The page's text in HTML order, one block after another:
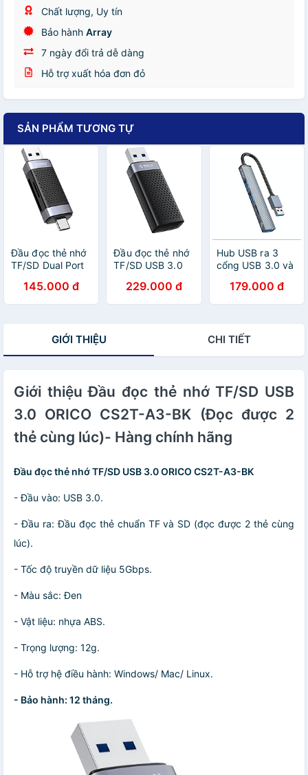
Chất lượng, Uy tín
Bảo hành Array
7 ngày đổi trả dễ dàng
Hỗ trợ xuất hóa đơn đỏ
SẢN PHẨM TƯƠNG TỰ
Đầu đọc thẻ nhớ
TF/SD Dual Port
ORICO CD2D-
AC2-BK - Hàng
145.000 đ
Đầu đọc thẻ nhớ
TF/SD USB 3.0
A3-BK - Hàng
chính hãng
229.000 đ
Hub USB ra 3
cổng USB 3.0 và
thẻ nhớ Orico
AH-A12F-GY-BP -
179.000 đ
GIỚI THIỆU CHI TIẾT
Giới thiệu Đầu đọc thẻ nhớ TF/SD USB
3.0 ORICO CS2T-A3-BK (Đọc được 2
thẻ cùng lúc)- Hàng chính hãng
Đầu đọc thẻ nhớ TF/SD USB 3.0 ORICO CS2T-A3-BK
- Đầu vào: USB 3.0.
- Đầu ra: Đầu đọc thẻ chuẩn TF và SD (đọc được 2 thẻ cùng
lúc).
- Tốc độ truyền dữ liệu 5Gbps.
- Màu sắc: Đen
- Vật liệu: nhựa ABS.
- Trọng lượng: 12g.
- Hỗ trợ hệ điều hành: Windows/ Mac/ Linux.
- Bảo hành: 12 tháng.